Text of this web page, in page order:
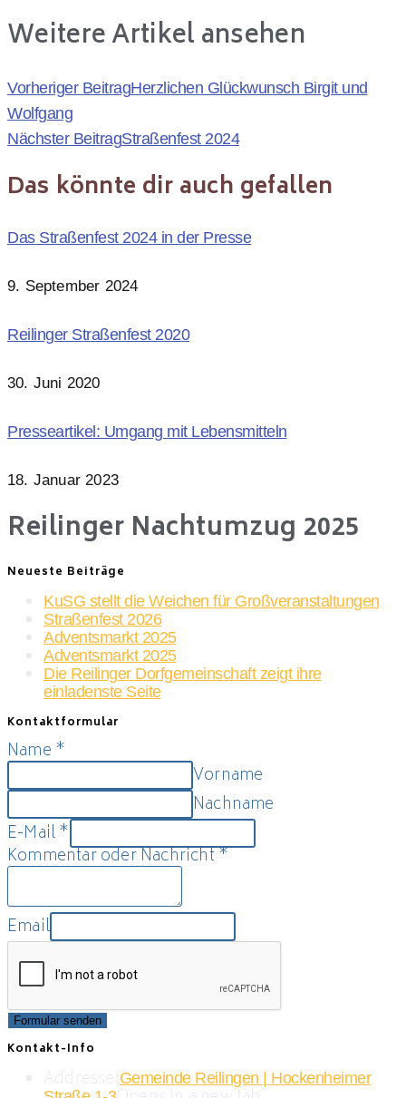
Weitere Artikel ansehen
Vorheriger BeitragHerzlichen Glückwunsch Birgit und
Wolfgang
Nächster BeitragStraßenfest 2024
Das könnte dir auch gefallen
Das Straßenfest 2024 in der Presse
9. September 2024
Reilinger Straßenfest 2020
30. Juni 2020
Presseartikel: Umgang mit Lebensmitteln
18. Januar 2023
Reilinger Nachtumzug 2025
Neueste Beiträge
KuSG stellt die Weichen für Großveranstaltungen
Straßenfest 2026
Adventsmarkt 2025
Adventsmarkt 2025
Die Reilinger Dorfgemeinschaft zeigt ihre
einladenste Seite
Kontaktformular
Name *
Vorname
Nachname
E-Mail*
Kommentar oder Nachricht*
Email
Formular senden
Kontakt-Info
Addresse:Gemeinde Reilingen | Hockenheimer